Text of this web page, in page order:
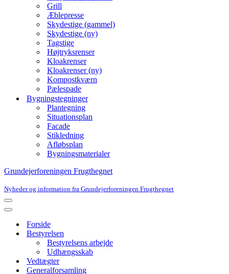
Grill
Æblepresse
Skydestige (gammel)
Skydestige (ny)
Tagstige
Højtryksrenser
Kloakrenser
Kloakrenser (ny)
Kompostkværn
Pælespade
Bygningstegninger
Plantegning
Situationsplan
Facade
Stikledning
Afløbsplan
Bygningsmaterialer
Grundejerforeningen Frugthegnet
Nyheder og information fra Grundejerforeningen Frugthegnet
Navigation
menu
Navigation
Forside
Bestyrelsen
Bestyrelsens arbejde
Udhængsskab
Vedtægter
Generalforsamling